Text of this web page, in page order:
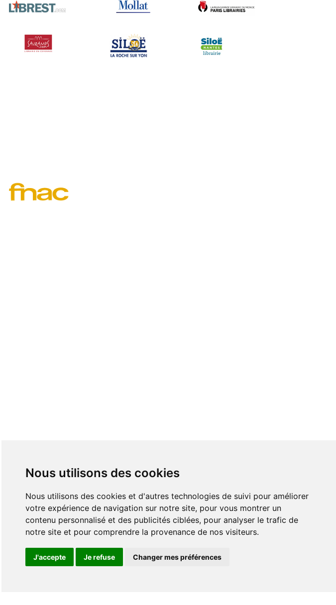
Nous utilisons des cookies
Nous utilisons des cookies et d'autres technologies de suivi pour améliorer
votre expérience de navigation sur notre site, pour vous montrer un
contenu personnalisé et des publicités ciblées, pour analyser le trafic de
notre site et pour comprendre la provenance de nos visiteurs.
J'accepte Je refuse Changer mes préférences